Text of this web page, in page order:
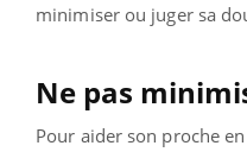
minimiser ou juger sa
Ne pas
Pour aider son proche